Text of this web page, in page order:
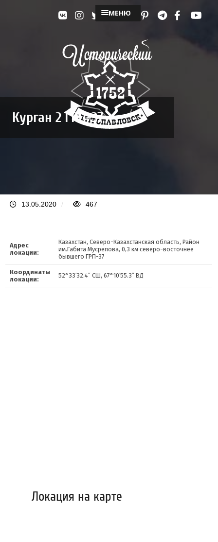
МЕНЮ
Курган 2 ГРП-37
13.05.2020 / 467
Адрес
локации:
Казахстан, Северо-Казахстанская область, Район
им.Габита Мусрепова, 0,3 км северо-восточнее
бывшего ГРП-37
Координаты
локации:
52°33′32.4″ СШ, 67°10′55.3″ ВД
Локация на карте